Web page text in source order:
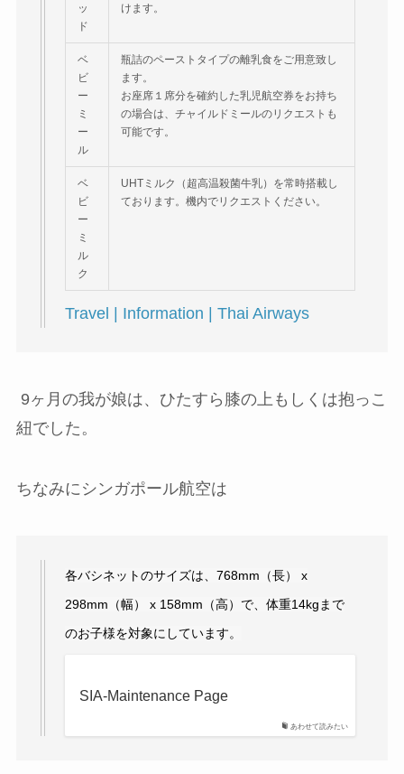
ッ
ド
けます。
ベ
ビ
ー
ミ
ー
ル
瓶詰のペーストタイプの離乳食をご用意致し
ます。
お座席１席分を確約した乳児航空券をお持ち
の場合は、チャイルドミールのリクエストも
可能です。
ベ
ビ
ー
ミ
ル
ク
UHTミルク（超高温殺菌牛乳）を常時搭載し
ております。機内でリクエストください。
Travel | Information | Thai Airways
9ヶ月の我が娘は、ひたすら膝の上もしくは抱っこ
紐でした。
ちなみにシンガポール航空は
各バシネットのサイズは、768mm（長） x
298mm（幅） x 158mm（高）で、体重14kgまで
のお子様を対象にしています。
あわせて読みたい
SIA-Maintenance Page